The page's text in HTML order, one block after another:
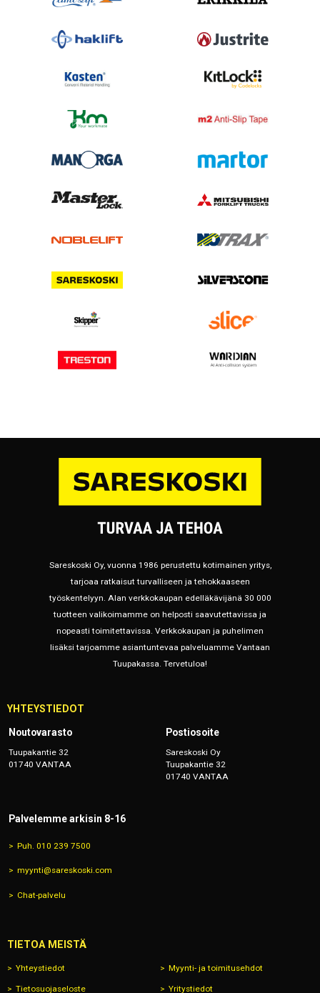
Sareskoski Oy, vuonna 1986 perustettu kotimainen yritys,
tarjoaa ratkaisut turvalliseen ja tehokkaaseen
työskentelyyn. Alan verkkokaupan edelläkävijänä 30 000
tuotteen valikoimamme on helposti saavutettavissa ja
nopeasti toimitettavissa. Verkkokaupan ja puhelimen
lisäksi tarjoamme asiantuntevaa palveluamme Vantaan
Tuupakassa. Tervetuloa!
YHTEYSTIEDOT
Noutovarasto
Tuupakantie 32
01740 VANTAA
Postiosoite
Sareskoski Oy
Tuupakantie 32
01740 VANTAA
Palvelemme arkisin 8-16
Puh. 010 239 7500
myynti@sareskoski.com
Chat-palvelu
TIETOA MEISTÄ
Yhteystiedot Myynti- ja toimitusehdot
Tietosuojaseloste Yritystiedot